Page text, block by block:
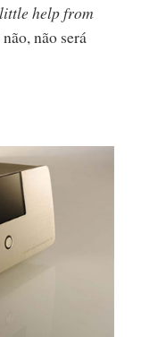
help from
não será